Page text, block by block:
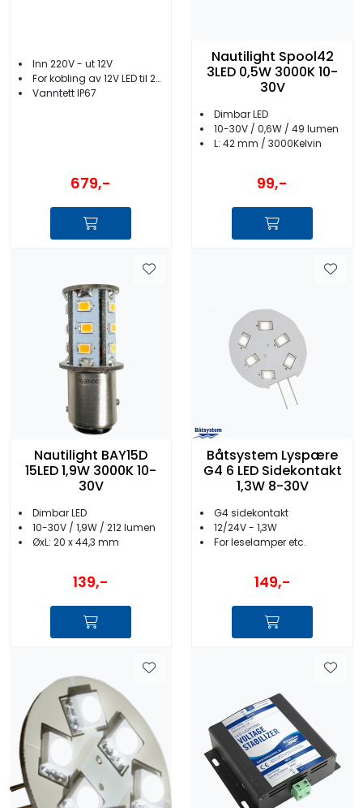
Inn 220V - ut 12V
For kobling av 12V LED til 220V
Vanntett IP67
679,-
Nautilight Spool42
3LED 0,5W 3000K 10-
30V
Dimbar LED
10-30V / 0,6W / 49 lumen
L: 42 mm / 3000Kelvin
99,-
Nautilight BAY15D
15LED 1,9W 3000K 10-
30V
Dimbar LED
10-30V / 1,9W / 212 lumen
ØxL: 20 x 44,3 mm
139,-
Båtsystem Lyspære
G4 6 LED Sidekontakt
1,3W 8-30V
G4 sidekontakt
12/24V - 1,3W
For leselamper etc.
149,-